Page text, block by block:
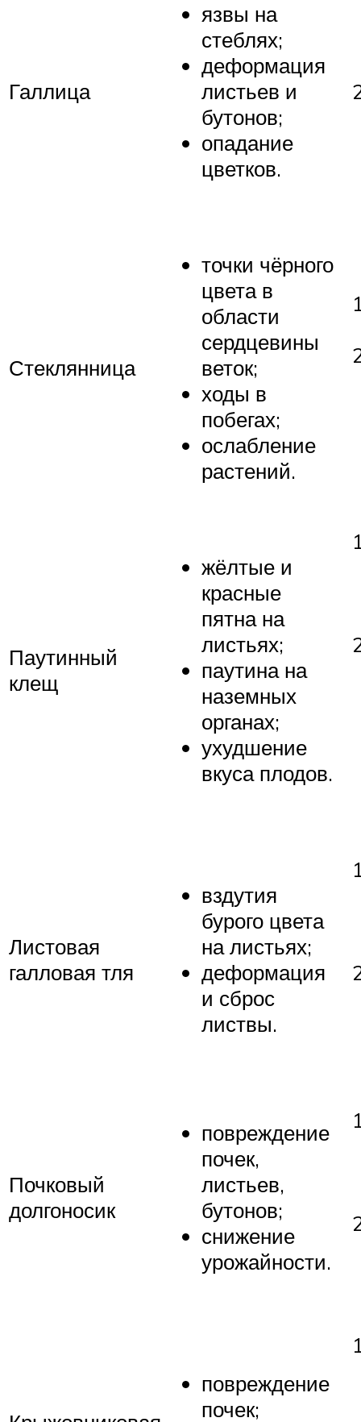
Галлица
язвы на
стеблях;
деформация
листьев и
бутонов;
опадание
цветков.
Стеклянница
точки чёрного
цвета в
области
сердцевины
веток;
ходы в
побегах;
ослабление
растений.
Паутинный
клещ
жёлтые и
красные
пятна на
листьях;
паутина на
наземных
органах;
ухудшение
вкуса плодов.
Листовая
галловая тля
вздутия
бурого цвета
на листьях;
деформация
и сброс
листвы.
Почковый
долгоносик
повреждение
почек,
листьев,
бутонов;
снижение
урожайности.
повреждение
почек;